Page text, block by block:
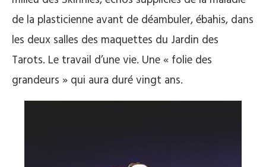
de la plasticienne avant de déambuler, ébahis, dans
les deux salles des maquettes du Jardin des
Tarots. Le travail d’une vie. Une « folie des
grandeurs » qui aura duré vingt ans.